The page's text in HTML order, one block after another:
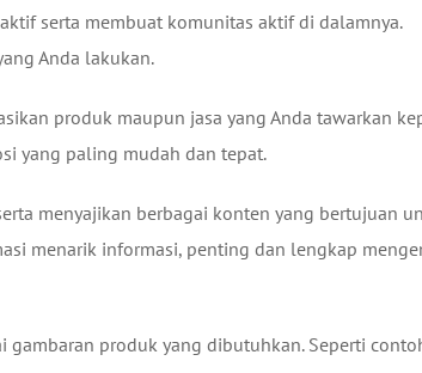
serta membuat komunitas aktif di dalamnya.
Anda lakukan.
produk maupun jasa yang Anda tawarkan
yang paling mudah dan tepat.
menyajikan berbagai konten yang bertujuan
menarik informasi, penting dan lengkap
gambaran produk yang dibutuhkan. Seperti